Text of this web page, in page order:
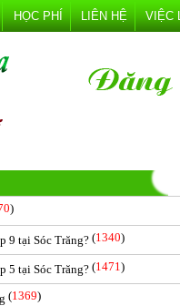
HỌC PHÍ LIÊN HỆ VIỆC
)
9 tại Sóc Trăng? (1340)
5 tại Sóc Trăng? (1471)
(1369)